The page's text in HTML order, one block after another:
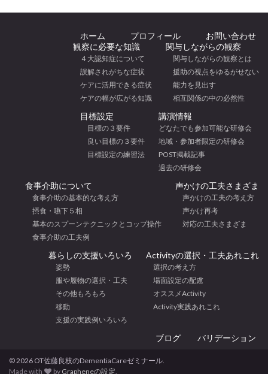
ホーム プロフィール
お問い合わせ
観察に必要な知識
４大認知症について
誤解されがちな症状
ケアに活用できる症状
ケアの幅が広がる知識
関与しながらの観察
関与しながらの観察とは
援助の視点をゆるがせない
能力を見出す
相互関係の中の必然性
目標設定
目標の３要件
良い目標の３要件
目標設定の練習法
講演情報
どなたでも参加可能な研修会
地域・参加者限定の研修会
POST掲載記事
過去の研修会
食事介助について
食事介助の基本的な考え方
摂食・嚥下５相
基本のスプーンテクニックとコップ操作
食事介助の工夫例
声かけの工夫さまざま
声かけの工夫の考え方
声かけ再考
対応の工夫さまざま
暮らしの支援いろいろ
姿勢
服や履物の選択・工夫
その他もろもろ
移動
支援の実践例いろいろ
Activityの選択・工夫あれこれ
選択の考え方
場面設定の配慮
オススメActivity
Activity実践あれこれ
ブログ バリデーション
© 2026 OT佐藤良枝のDementiaCareゼミナール.
Made with
by Grapheneの設定.